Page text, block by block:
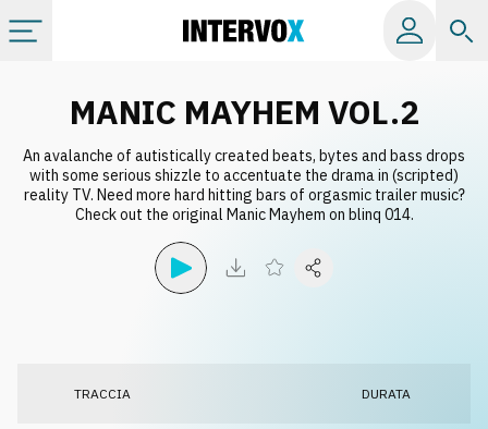
Album
MANIC MAYHEM VOL.2
An avalanche of autistically created beats, bytes and bass drops
with some serious shizzle to accentuate the drama in (scripted)
reality TV. Need more hard hitting bars of orgasmic trailer music?
Check out the original Manic Mayhem on blinq 014.
TRACCIA DURATA